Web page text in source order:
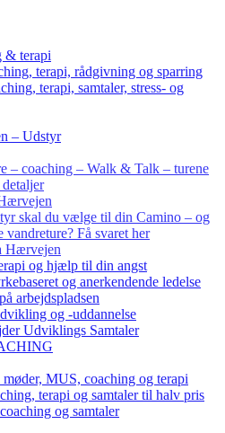
& terapi
terapi, rådgivning og sparring
terapi, samtaler, stress- og
– Udstyr
– coaching – Walk & Talk – turene
skal du vælge til din Camino – og
vandreture? Få svaret her
Hærvejen
og hjælp til din angst
og anerkendende ledelse
arbejdspladsen
og -uddannelse
Udviklings Samtaler
MUS, coaching og terapi
terapi og samtaler til halv pris
og samtaler